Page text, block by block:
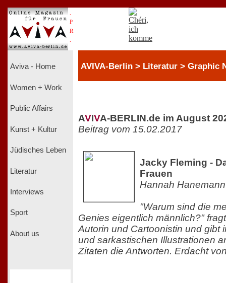
P
R
Aviva - Home
Women + Work
Public Affairs
Kunst + Kultur
Jüdisches Leben
Literatur
Interviews
Sport
About us
AVIVA-Berlin > Literatur > Graphic
AVIVA-BERLIN.de im August
Beitrag vom 15.02.2017
Jacky Fleming -
Frauen
Hannah Hanemann
"Warum sind die
Genies eigentlich männlich?"
Autorin und Cartoonistin und gibt
und sarkastischen Illustrationen
Zitaten die Antworten. Erdacht